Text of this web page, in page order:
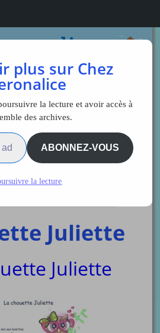
Juliette
Juliette
plus sur Chez
la lecture et avoir accès à
des archives.
ABONNEZ-VOUS
la lecture